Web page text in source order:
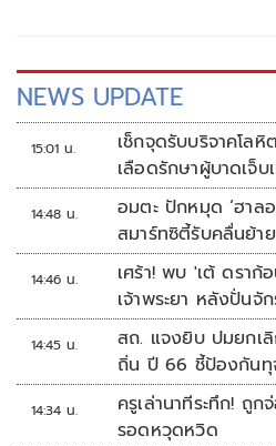
NEWS UPDATE
15:01 น.
เช็กจุดรับบริจาคโลหิ
เลือดรักษาผู้บาดเจ็
ยูนิต
14:48 น.
อมตะ ปักหมุด ‘ฮาล
สมาร์ทซิตี้รับคลื่นย้า
14:46 น.
เศร้า! พบ 'เต้ ดราก้
เจ้าพระยา หลังปั่นจั
14:45 น.
สถ. แจงยิบ ปมยกเ
ถิ่น ปี 66 ชี้ป้องกันทุ
14:34 น.
ครูเล่านาทีระทึก! ถูก
รอดหวุดหวิด